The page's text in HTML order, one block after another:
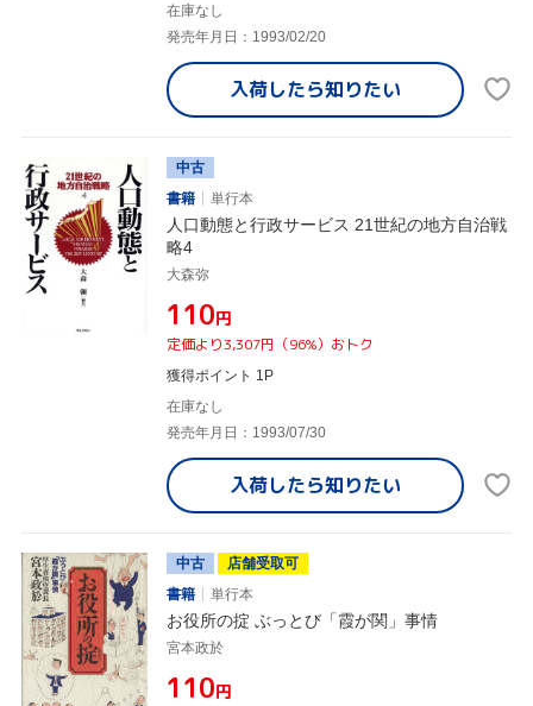
在庫なし
発売年月日：1993/02/20
入荷したら知りたい
中古
書籍
単行本
人口動態と行政サービス 21世紀の地方自治戦
略4
大森弥
¥110円
定価より3,307円（96%）おトク
獲得ポイント 1P
在庫なし
発売年月日：1993/07/30
入荷したら知りたい
中古
店舗受取可
書籍
単行本
お役所の掟 ぶっとび「霞が関」事情
宮本政於
¥110円